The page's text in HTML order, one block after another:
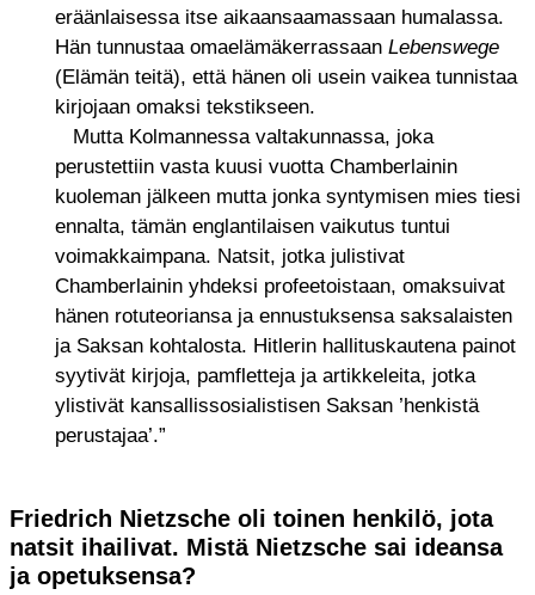
eräänlaisessa itse aikaansaamassaan humalassa.
Hän tunnustaa omaelämäkerrassaan Lebenswege
(Elämän teitä), että hänen oli usein vaikea tunnistaa
kirjojaan omaksi tekstikseen.
Mutta Kolmannessa valtakunnassa, joka
perustettiin vasta kuusi vuotta Chamberlainin
kuoleman jälkeen mutta jonka syntymisen mies tiesi
ennalta, tämän englantilaisen vaikutus tuntui
voimakkaimpana. Natsit, jotka julistivat
Chamberlainin yhdeksi profeetoistaan, omaksuivat
hänen rotuteoriansa ja ennustuksensa saksalaisten
ja Saksan kohtalosta. Hitlerin hallituskautena painot
syytivät kirjoja, pamfletteja ja artikkeleita, jotka
ylistivät kansallissosialistisen Saksan ’henkistä
perustajaa’.”
Friedrich Nietzsche oli toinen henkilö, jota
natsit ihailivat. Mistä Nietzsche sai ideansa
ja opetuksensa?